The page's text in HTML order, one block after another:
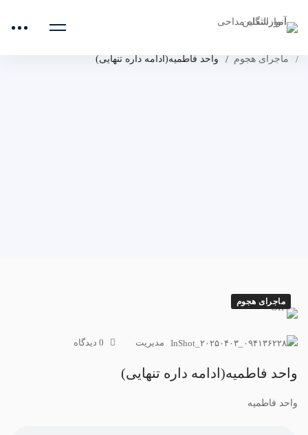
ماجرای هجوم
واحد فاطمیه(ادامه داره تنهایی)
ماجرای هجوم
مدیریت 0 دیدگاه‌
واحد فاطمیه(ادامه داره تنهایی)
واحد فاطمیه